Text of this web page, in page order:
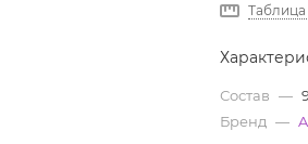
Состав —
Бренд —